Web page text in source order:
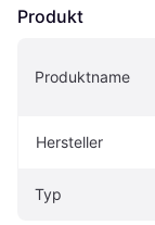
Produkt
Produktname
Hersteller
Typ